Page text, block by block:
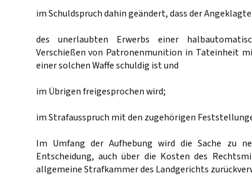
im Schuldspruch dahin geändert, dass der Angeklagte
des unerlaubten Erwerbs einer
Verschießen von Patronenmunition in Tateinheit
einer solchen Waffe schuldig ist und
im Übrigen freigesprochen wird;
im Strafausspruch mit den zugehörigen
Im Umfang der Aufhebung wird die Sache zu
Entscheidung, auch über die Kosten des
allgemeine Strafkammer des Landgerichts